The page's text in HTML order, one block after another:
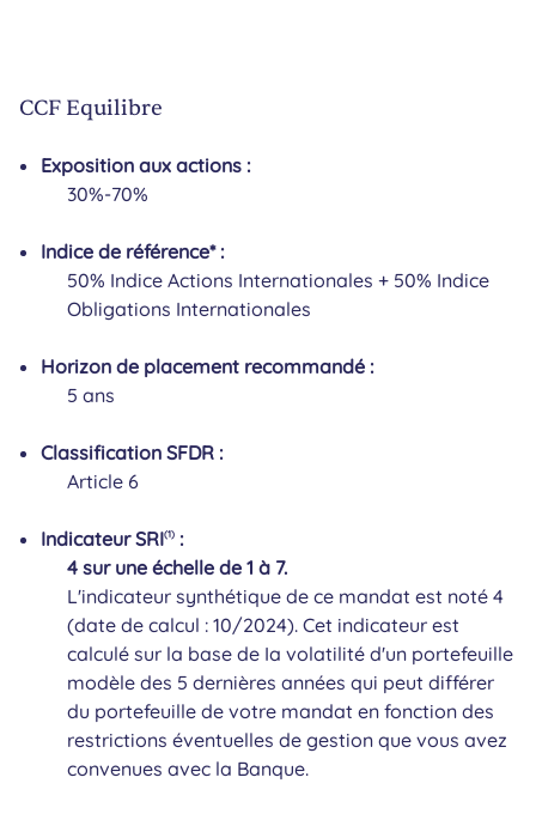
CCF Equilibre
Exposition aux actions :
30%-70%
Indice de référence* :
50% Indice Actions Internationales + 50% Indice
Obligations Internationales
Horizon de placement recommandé :
5 ans
Classification SFDR :
Article 6
Indicateur SRI(1) :
4 sur une échelle de 1 à 7.
L'indicateur synthétique de ce mandat est noté 4
(date de calcul : 10/2024). Cet indicateur est
calculé sur la base de Ia volatilité d'un portefeuille
modèle des 5 dernières années qui peut différer
du portefeuille de votre mandat en fonction des
restrictions éventuelles de gestion que vous avez
convenues avec la Banque.